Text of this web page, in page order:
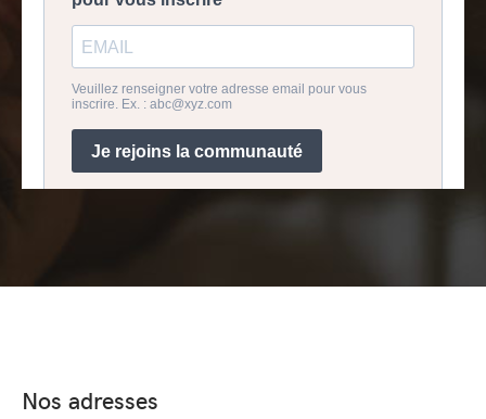
Nos adresses